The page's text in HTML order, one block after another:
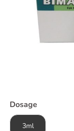
Dosage
3ml